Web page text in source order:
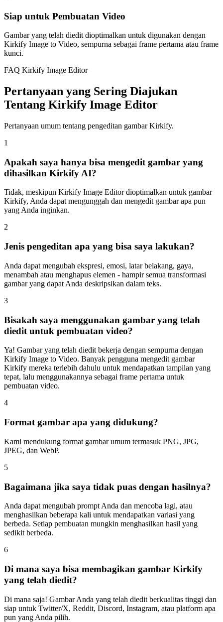
Siap untuk Pembuatan Video
Gambar yang telah diedit dioptimalkan untuk digunakan dengan
Kirkify Image to Video, sempurna sebagai frame pertama atau frame
kunci.
FAQ Kirkify Image Editor
Pertanyaan yang Sering Diajukan
Tentang Kirkify Image Editor
Pertanyaan umum tentang pengeditan gambar Kirkify.
1
Apakah saya hanya bisa mengedit gambar yang
dihasilkan Kirkify AI?
Tidak, meskipun Kirkify Image Editor dioptimalkan untuk gambar
Kirkify, Anda dapat mengunggah dan mengedit gambar apa pun
yang Anda inginkan.
2
Jenis pengeditan apa yang bisa saya lakukan?
Anda dapat mengubah ekspresi, emosi, latar belakang, gaya,
menambah atau menghapus elemen - hampir semua transformasi
gambar yang dapat Anda deskripsikan dalam teks.
3
Bisakah saya menggunakan gambar yang telah
diedit untuk pembuatan video?
Ya! Gambar yang telah diedit bekerja dengan sempurna dengan
Kirkify Image to Video. Banyak pengguna mengedit gambar
Kirkify mereka terlebih dahulu untuk mendapatkan tampilan yang
tepat, lalu menggunakannya sebagai frame pertama untuk
pembuatan video.
4
Format gambar apa yang didukung?
Kami mendukung format gambar umum termasuk PNG, JPG,
JPEG, dan WebP.
5
Bagaimana jika saya tidak puas dengan hasilnya?
Anda dapat mengubah prompt Anda dan mencoba lagi, atau
menghasilkan beberapa kali untuk mendapatkan variasi yang
berbeda. Setiap pembuatan mungkin menghasilkan hasil yang
sedikit berbeda.
6
Di mana saya bisa membagikan gambar Kirkify
yang telah diedit?
Di mana saja! Gambar Anda yang telah diedit berkualitas tinggi dan
siap untuk Twitter/X, Reddit, Discord, Instagram, atau platform apa
pun yang Anda pilih.